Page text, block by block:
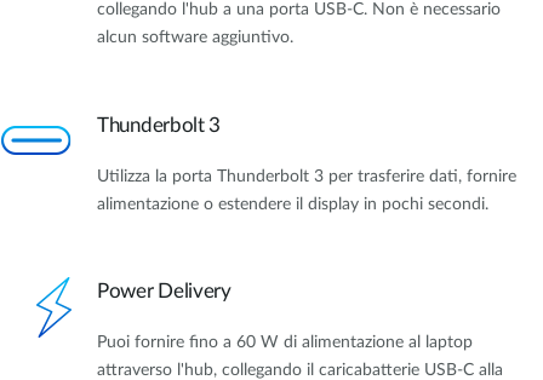
collegando l'hub a una porta USB-C. Non è necessario
alcun software aggiuntivo.
Thunderbolt 3
Utilizza la porta Thunderbolt 3 per trasferire dati, fornire
alimentazione o estendere il display in pochi secondi.
Power Delivery
Puoi fornire fino a 60 W di alimentazione al laptop
attraverso l'hub, collegando il caricabatterie USB-C alla